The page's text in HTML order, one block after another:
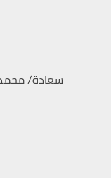
سعادة/